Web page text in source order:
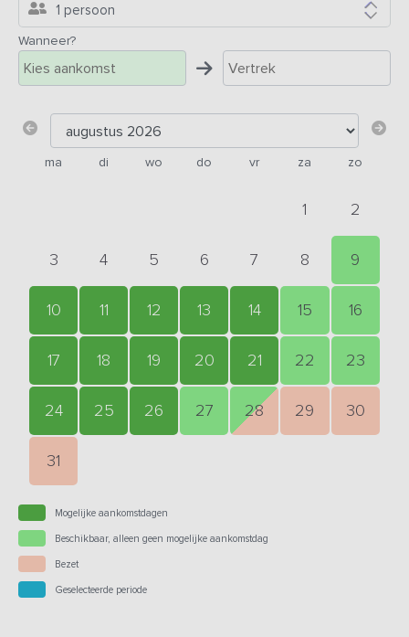
1 persoon
Wanneer?
ma di wo do vr za zo
1 2
3 4 5 6 7 8 9
10 11 12 13 14 15 16
17 18 19 20 21 22 23
24 25 26 27 28 29 30
31
Mogelijke aankomstdagen
Beschikbaar, alleen geen mogelijke aankomstdag
Bezet
Geselecteerde periode